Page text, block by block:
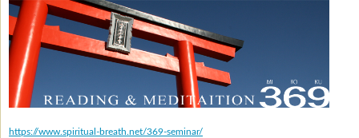
https://www.spiritual-breath.net/369-seminar/